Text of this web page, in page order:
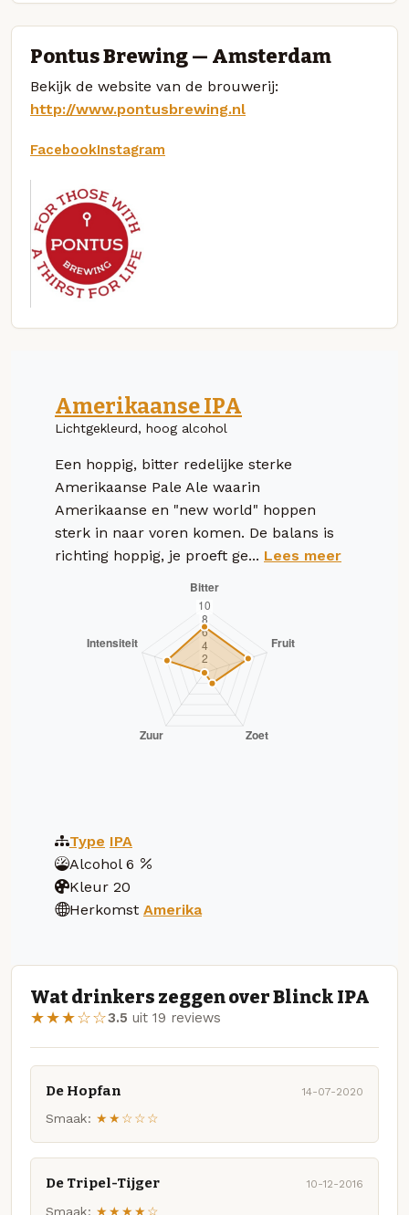
Pontus Brewing — Amsterdam
Bekijk de website van de brouwerij:
http://www.pontusbrewing.nl
FacebookInstagram
Amerikaanse IPA
Lichtgekleurd, hoog alcohol
Een hoppig, bitter redelijke sterke
Amerikaanse Pale Ale waarin
Amerikaanse en "new world" hoppen
sterk in naar voren komen. De balans is
richting hoppig, je proeft ge... Lees meer
Type IPA
Alcohol 6
Kleur 20
Herkomst Amerika
Wat drinkers zeggen over Blinck IPA
★★★☆☆3.5 uit 19 reviews
De Hopfan 14-07-2020
Smaak: ★★☆☆☆
De Tripel-Tijger 10-12-2016
Smaak: ★★★★☆